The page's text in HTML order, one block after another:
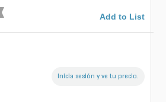
Add to List
Inicia sesión y ve tu precio.